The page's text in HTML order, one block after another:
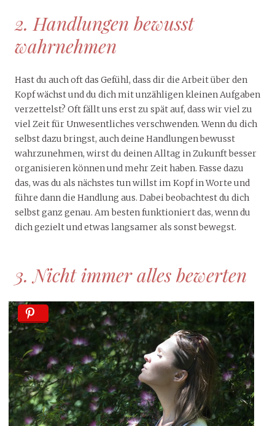
2. Handlungen bewusst
wahrnehmen
Hast du auch oft das Gefühl, dass dir die Arbeit über den
Kopf wächst und du dich mit unzähligen kleinen Aufgaben
verzettelst? Oft fällt uns erst zu spät auf, dass wir viel zu
viel Zeit für Unwesentliches verschwenden. Wenn du dich
selbst dazu bringst, auch deine Handlungen bewusst
wahrzunehmen, wirst du deinen Alltag in Zukunft besser
organisieren können und mehr Zeit haben. Fasse dazu
das, was du als nächstes tun willst im Kopf in Worte und
führe dann die Handlung aus. Dabei beobachtest du dich
selbst ganz genau. Am besten funktioniert das, wenn du
dich gezielt und etwas langsamer als sonst bewegst.
3. Nicht immer alles bewerten